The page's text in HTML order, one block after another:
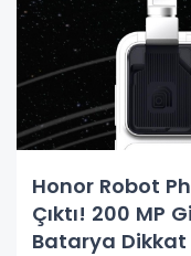
Honor Robot
Çıktı! 200 MP
Batarya Dikkat